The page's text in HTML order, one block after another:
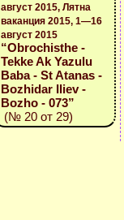
август 2015, Лятна
ваканция 2015, 1—16
август 2015
“Obrochisthe -
Tekke Ak Yazulu
Baba - St Atanas -
Bozhidar Iliev -
Bozho - 073”
(№ 20 от 29)